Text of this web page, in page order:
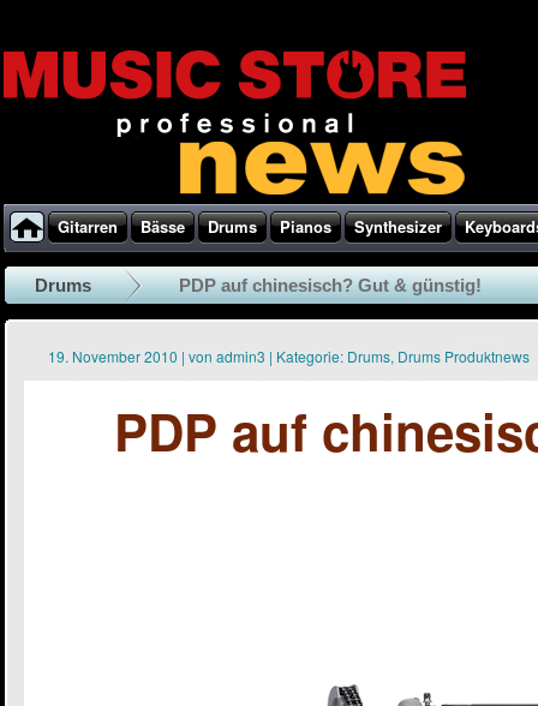
Gitarren Bässe Drums Pianos Synthesizer
Drums PDP auf chinesisch? Gut & günstig!
19. November 2010 | von admin3 | Kategorie: Drums, Drums Produktnews
PDP auf